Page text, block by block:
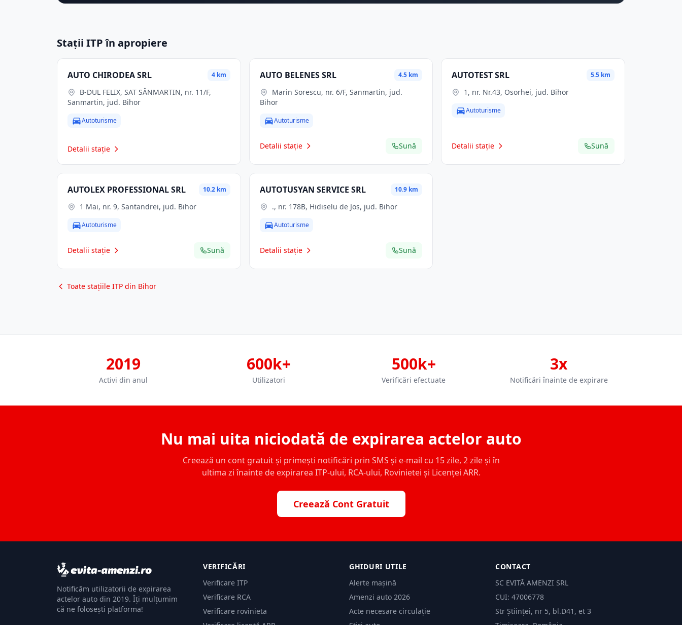
Stații ITP în apropiere
AUTO CHIRODEA SRL 4 km
Sanmartin, jud. Bihor
Autoturisme
Detalii stație
AUTO BELENES SRL 4.5 km
Bihor
Autoturisme
Detalii stație Sună
AUTOTEST SRL 5.5 km
1, nr. Nr.43, Osorhei, jud. Bihor
Autoturisme
Detalii stație Sună
AUTOLEX PROFESSIONAL SRL 10.2 km
1 Mai, nr. 9, Santandrei, jud. Bihor
Autoturisme
Detalii stație Sună
AUTOTUSYAN SERVICE SRL 10.9 km
., nr. 178B, Hidiselu de Jos, jud. Bihor
Autoturisme
Detalii stație Sună
Toate stațiile ITP din Bihor
2019
Activi din anul
600k+
Utilizatori
500k+
Verificări efectuate
3x
Notificări înainte de expirare
Nu mai uita niciodată de expirarea actelor auto
Creează un cont gratuit și primești notificări prin SMS și e-mail cu 15 zile, 2 zile și în
ultima zi înainte de expirarea ITP-ului, RCA-ului, Rovinietei și Licenței ARR.
Creează Cont Gratuit
Notificăm utilizatorii de expirarea
actelor auto din 2019. Îți mulțumim
că ne folosești platforma!
VERIFICĂRI
Verificare ITP
Verificare RCA
Verificare rovinieta
GHIDURI UTILE
Alerte mașină
Amenzi auto 2026
Acte necesare circulație
CONTACT
SC EVITĂ AMENZI SRL
CUI: 47006778
Str Științei, nr 5, bl.D41, et 3